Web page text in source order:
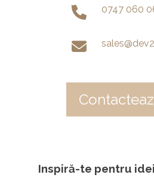
0747 060
Inspiră-te pentru